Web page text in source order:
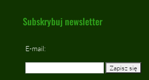
Subskrybuj newsletter
E-mail: